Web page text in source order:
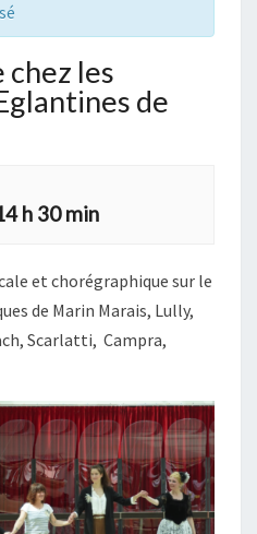
les
de
h 30 min
et chorégraphique sur le
de Marin Marais, Lully,
Scarlatti, Campra,